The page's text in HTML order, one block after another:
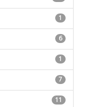
1
6
1
7
11